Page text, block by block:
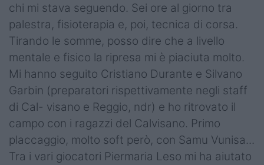
chi mi stava seguendo. Sei ore al giorno tra
palestra, fisioterapia e, poi, tecnica di corsa.
Tirando le somme, posso dire che a livello
mentale e fisico la ripresa mi è piaciuta molto.
Mi hanno seguito Cristiano Durante e Silvano
Garbin (preparatori rispettivamente negli staff
di Cal- visano e Reggio, ndr) e ho ritrovato il
campo con i ragazzi del Calvisano. Primo
placcaggio, molto soft però, con Samu Vunisa...
Tra i vari giocatori Piermaria Leso mi ha aiutato